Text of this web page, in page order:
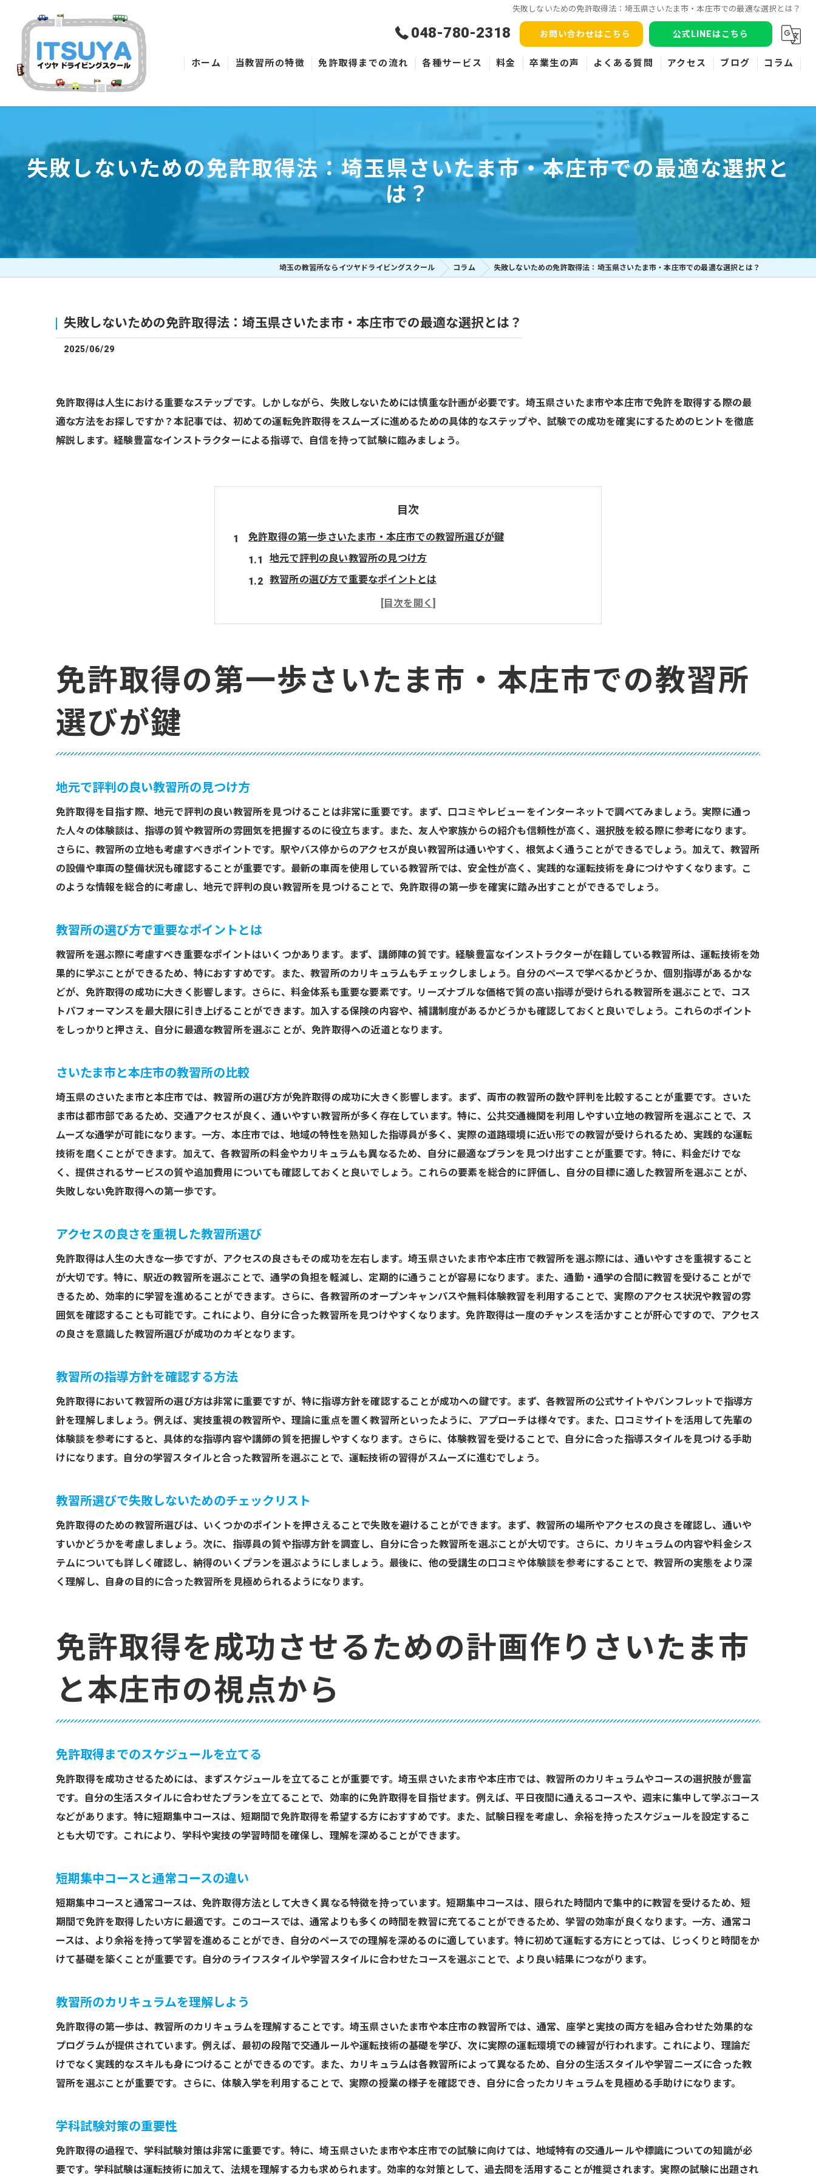
失敗しないための免許取得法：埼玉県さいたま市・本庄市での最適な選択とは？
048-780-2318 お問い合わせはこちら 公式LINEはこちら
ホーム 当教習所の特徴 免許取得までの流れ 各種サービス
ペーパードライバー
料金 卒業生の声 よくある質問 アクセス ブログ コラム
失敗しないための免許取得法：埼玉県さいたま市・本庄市での最適な選択と
は？
埼玉の教習所ならイツヤドライビングスクール コラム 失敗しないための免許取得法：埼玉県さいたま市・本庄市での最適な選択とは？
失敗しないための免許取得法：埼玉県さいたま市・本庄市での最適な選択とは？
2025/06/29
免許取得は人生における重要なステップです。しかしながら、失敗しないためには慎重な計画が必要です。埼玉県さいたま市や本庄市で免許を取得する際の最
適な方法をお探しですか？本記事では、初めての運転免許取得をスムーズに進めるための具体的なステップや、試験での成功を確実にするためのヒントを徹底
解説します。経験豊富なインストラクターによる指導で、自信を持って試験に臨みましょう。
目次
免許取得の第一歩さいたま市・本庄市での教習所選びが鍵
地元で評判の良い教習所の見つけ方
教習所の選び方で重要なポイントとは
さいたま市と本庄市の教習所の比較
アクセスの良さを重視した教習所選び
教習所選びで失敗しないためのチェックリスト
免許取得を成功させるための計画作りさいたま市と本庄市の視点から
教習所のカリキュラムを理解しよう
計画的な勉強で免許取得を目指す
経験豊富なインストラクターによる指導で免許取得を着実に進める方法
インストラクターの経験を活かした学習法
個別指導のメリットと活用法
メンタル面でのサポートの受け方
試験当日の心構えと準備
学科試験でよくあるミスとその対策
試験後の手続きも忘れずに
試験に向けたメンタルの整え方
失敗しない運転免許取得さいたま市・本庄市での実践的なステップ
初めての運転に備える心構え
実技試験対策のための実践練習
免許取得後に役立つ運転テクニック
ペーパードライバーにならないための免許取得後の運転練習法
免許取得後の運転練習の重要性
ペーパードライバー教習を利用するメリット
運転スキルを維持するための継続的な練習
教習所の特別プログラムを活用しよう
現地での試験対策を強化する方法
免許取得後も続くサポートの活用
さいたま市で免許取得を目指すすべき教習所選びのポイント
費用対効果を考えた選び方
実績豊富な教習所を探すコツ
さいたま市内でのアクセスの良さを考慮
自分に合った教習所を選ぶためのポイント
免許取得の第一歩さいたま市・本庄市での教習所
選びが鍵
地元で評判の良い教習所の見つけ方
免許取得を目指す際、地元で評判の良い教習所を見つけることは非常に重要です。まず、口コミやレビューをインターネットで調べてみましょう。実際に通っ
た人々の体験談は、指導の質や教習所の雰囲気を把握するのに役立ちます。また、友人や家族からの紹介も信頼性が高く、選択肢を絞る際に参考になります。
さらに、教習所の立地も考慮すべきポイントです。駅やバス停からのアクセスが良い教習所は通いやすく、根気よく通うことができるでしょう。加えて、教習所
の設備や車両の整備状況も確認することが重要です。最新の車両を使用している教習所では、安全性が高く、実践的な運転技術を身につけやすくなります。こ
のような情報を総合的に考慮し、地元で評判の良い教習所を見つけることで、免許取得の第一歩を確実に踏み出すことができるでしょう。
教習所の選び方で重要なポイントとは
教習所を選ぶ際に考慮すべき重要なポイントはいくつかあります。まず、講師陣の質です。経験豊富なインストラクターが在籍している教習所は、運転技術を効
果的に学ぶことができるため、特におすすめです。また、教習所のカリキュラムもチェックしましょう。自分のペースで学べるかどうか、個別指導があるかな
どが、免許取得の成功に大きく影響します。さらに、料金体系も重要な要素です。リーズナブルな価格で質の高い指導が受けられる教習所を選ぶことで、コス
トパフォーマンスを最大限に引き上げることができます。加入する保険の内容や、補講制度があるかどうかも確認しておくと良いでしょう。これらのポイント
をしっかりと押さえ、自分に最適な教習所を選ぶことが、免許取得への近道となります。
さいたま市と本庄市の教習所の比較
埼玉県のさいたま市と本庄市では、教習所の選び方が免許取得の成功に大きく影響します。まず、両市の教習所の数や評判を比較することが重要です。さいた
ま市は都市部であるため、交通アクセスが良く、通いやすい教習所が多く存在しています。特に、公共交通機関を利用しやすい立地の教習所を選ぶことで、ス
ムーズな通学が可能になります。一方、本庄市では、地域の特性を熟知した指導員が多く、実際の道路環境に近い形での教習が受けられるため、実践的な運転
技術を磨くことができます。加えて、各教習所の料金やカリキュラムも異なるため、自分に最適なプランを見つけ出すことが重要です。特に、料金だけでな
く、提供されるサービスの質や追加費用についても確認しておくと良いでしょう。これらの要素を総合的に評価し、自分の目標に適した教習所を選ぶことが、
失敗しない免許取得への第一歩です。
アクセスの良さを重視した教習所選び
免許取得は人生の大きな一歩ですが、アクセスの良さもその成功を左右します。埼玉県さいたま市や本庄市で教習所を選ぶ際には、通いやすさを重視すること
が大切です。特に、駅近の教習所を選ぶことで、通学の負担を軽減し、定期的に通うことが容易になります。また、通勤・通学の合間に教習を受けることがで
きるため、効率的に学習を進めることができます。さらに、各教習所のオープンキャンパスや無料体験教習を利用することで、実際のアクセス状況や教習の雰
囲気を確認することも可能です。これにより、自分に合った教習所を見つけやすくなります。免許取得は一度のチャンスを活かすことが肝心ですので、アクセス
の良さを意識した教習所選びが成功のカギとなります。
教習所の指導方針を確認する方法
免許取得において教習所の選び方は非常に重要ですが、特に指導方針を確認することが成功への鍵です。まず、各教習所の公式サイトやパンフレットで指導方
針を理解しましょう。例えば、実技重視の教習所や、理論に重点を置く教習所といったように、アプローチは様々です。また、口コミサイトを活用して先輩の
体験談を参考にすると、具体的な指導内容や講師の質を把握しやすくなります。さらに、体験教習を受けることで、自分に合った指導スタイルを見つける手助
けになります。自分の学習スタイルと合った教習所を選ぶことで、運転技術の習得がスムーズに進むでしょう。
教習所選びで失敗しないためのチェックリスト
免許取得のための教習所選びは、いくつかのポイントを押さえることで失敗を避けることができます。まず、教習所の場所やアクセスの良さを確認し、通いや
すいかどうかを考慮しましょう。次に、指導員の質や指導方針を調査し、自分に合った教習所を選ぶことが大切です。さらに、カリキュラムの内容や料金シス
テムについても詳しく確認し、納得のいくプランを選ぶようにしましょう。最後に、他の受講生の口コミや体験談を参考にすることで、教習所の実態をより深
く理解し、自身の目的に合った教習所を見極められるようになります。
免許取得を成功させるための計画作りさいたま市
と本庄市の視点から
免許取得までのスケジュールを立てる
免許取得を成功させるためには、まずスケジュールを立てることが重要です。埼玉県さいたま市や本庄市では、教習所のカリキュラムやコースの選択肢が豊富
です。自分の生活スタイルに合わせたプランを立てることで、効率的に免許取得を目指せます。例えば、平日夜間に通えるコースや、週末に集中して学ぶコース
などがあります。特に短期集中コースは、短期間で免許取得を希望する方におすすめです。また、試験日程を考慮し、余裕を持ったスケジュールを設定するこ
とも大切です。これにより、学科や実技の学習時間を確保し、理解を深めることができます。
短期集中コースと通常コースの違い
短期集中コースと通常コースは、免許取得方法として大きく異なる特徴を持っています。短期集中コースは、限られた時間内で集中的に教習を受けるため、短
期間で免許を取得したい方に最適です。このコースでは、通常よりも多くの時間を教習に充てることができるため、学習の効率が良くなります。一方、通常コ
ースは、より余裕を持って学習を進めることができ、自分のペースでの理解を深めるのに適しています。特に初めて運転する方にとっては、じっくりと時間をか
けて基礎を築くことが重要です。自分のライフスタイルや学習スタイルに合わせたコースを選ぶことで、より良い結果につながります。
教習所のカリキュラムを理解しよう
免許取得の第一歩は、教習所のカリキュラムを理解することです。埼玉県さいたま市や本庄市の教習所では、通常、座学と実技の両方を組み合わせた効果的な
プログラムが提供されています。例えば、最初の段階で交通ルールや運転技術の基礎を学び、次に実際の運転環境での練習が行われます。これにより、理論だ
けでなく実践的なスキルも身につけることができるのです。また、カリキュラムは各教習所によって異なるため、自分の生活スタイルや学習ニーズに合った教
習所を選ぶことが重要です。さらに、体験入学を利用することで、実際の授業の様子を確認でき、自分に合ったカリキュラムを見極める手助けになります。
学科試験対策の重要性
免許取得の過程で、学科試験対策は非常に重要です。特に、埼玉県さいたま市や本庄市での試験に向けては、地域特有の交通ルールや標識についての知識が必
要です。学科試験は運転技術に加えて、法規を理解する力も求められます。効率的な対策として、過去問を活用することが推奨されます。実際の試験に出題され